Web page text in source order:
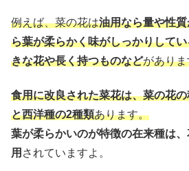
例えば、菜の花は油用なら量や性
ら葉が柔らかく味がしっかりして
きな花や長く持つものなどがあり
食用に改良された菜花は、菜の花
と西洋種の2種類あります。
葉が柔らかいのが特徴の在来種は
用 されていますよ。